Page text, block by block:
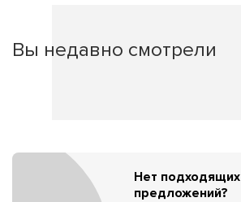
Вы недавно смотрели
Нет подходящих
предложений?